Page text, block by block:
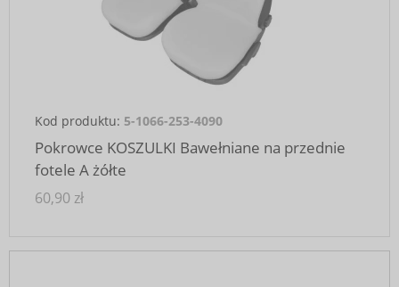
Kod produktu: 5-1066-253-4090
Pokrowce KOSZULKI Bawełniane na przednie
fotele A żółte
60,90 zł